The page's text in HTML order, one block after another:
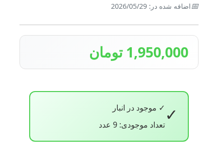
📅اضافه شده در: 2026/05/29
1,950,000 تومان
✓ ✓ موجود در انبار
تعداد موجودی: 9 عدد